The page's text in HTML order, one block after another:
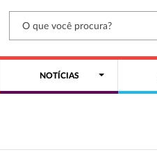
NOTÍCIAS